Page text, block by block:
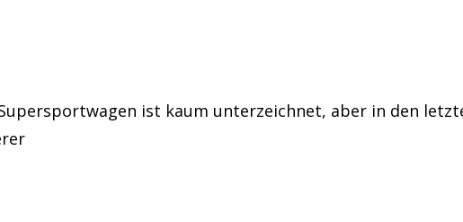
ist kaum unterzeichnet, aber in den